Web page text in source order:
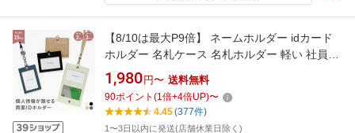
【8/10は最大P9倍】 ネームホルダー idカード
ホルダー 名札ケース 名札ホルダー 軽い 社員証
エラー防止 2枚 干渉防止 両面 リバーシブル 個
人情報 セキュリティー リール付 ネック ストラ
ップ IDケース パスケース 縦型 落ちない おしゃ
れ メンズ レディース A.Y.Judie
1,980 円〜 送料無料
90ポイント (1倍+4倍UP)〜
4.45(377件)
1〜3日以内に発送(店舗休業日除く)